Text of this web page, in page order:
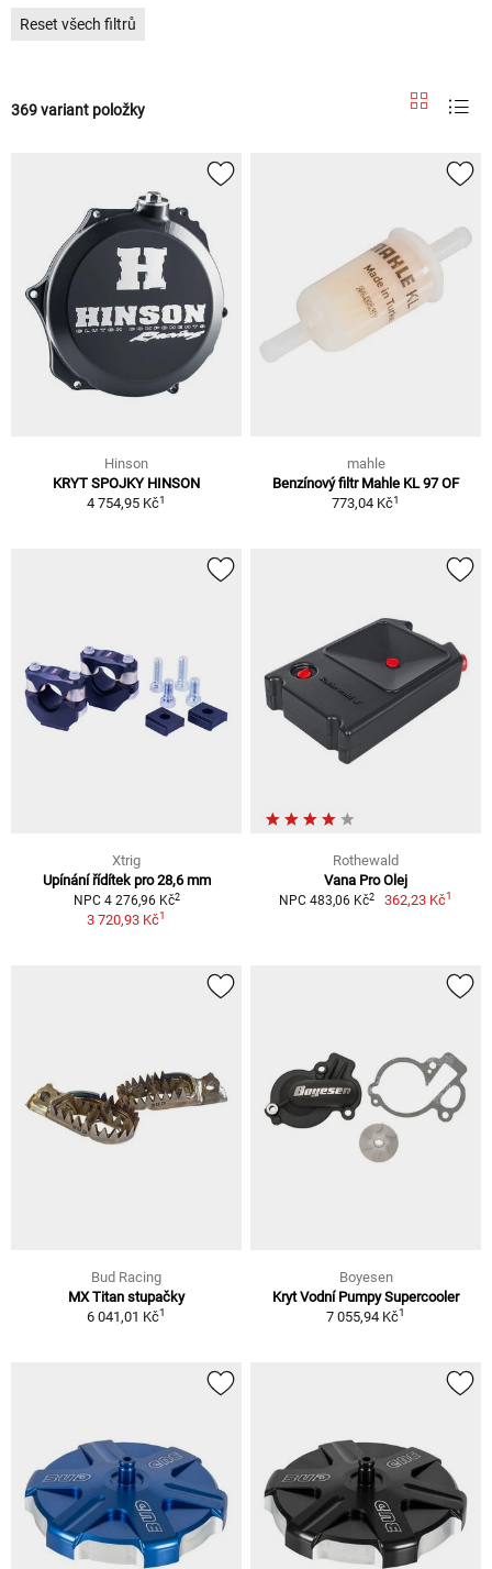
Reset všech filtrů
369 variant položky
Hinson
KRYT SPOJKY HINSON
4 754,95 Kč1
mahle
Benzínový filtr Mahle KL 97 OF
773,04 Kč1
Xtrig
Upínání řídítek pro 28,6 mm
NPC 4 276,96 Kč2
3 720,93 Kč1
Rothewald
Vana Pro Olej
NPC 483,06 Kč2 362,23 Kč1
Bud Racing
MX Titan stupačky
6 041,01 Kč1
Boyesen
Kryt Vodní Pumpy Supercooler
7 055,94 Kč1